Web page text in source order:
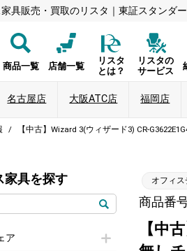
具販売・買取のリスタ｜東証スタンダ
商品一覧 店舗一覧
リスタ
とは？
リスタの
サービス
名古屋店 大阪ATC店 福岡店
【中古】Wizard 3(ウィザード3) CR-
家具を探す
ア
オフィス
商品番
【中